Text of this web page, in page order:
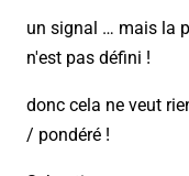
un signal … mais la
n'est pas défini !
donc cela ne veut
/ pondéré !